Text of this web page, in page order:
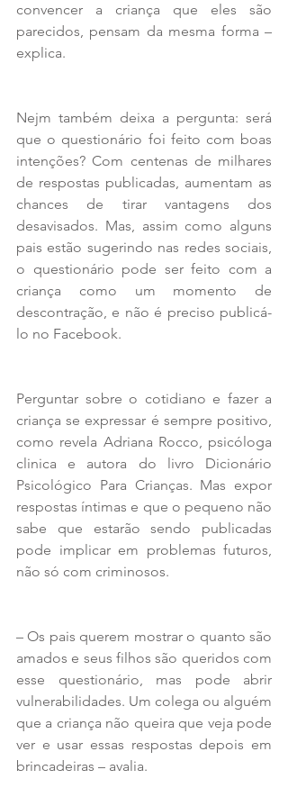
convencer a criança que eles são
parecidos, pensam da mesma forma –
explica.
Nejm também deixa a pergunta: será
que o questionário foi feito com boas
intenções? Com centenas de milhares
de respostas publicadas, aumentam as
chances de tirar vantagens dos
desavisados. Mas, assim como alguns
pais estão sugerindo nas redes sociais,
o questionário pode ser feito com a
criança como um momento de
descontração, e não é preciso publicá-
lo no Facebook.
Perguntar sobre o cotidiano e fazer a
criança se expressar é sempre positivo,
como revela Adriana Rocco, psicóloga
clinica e autora do livro Dicionário
Psicológico Para Crianças. Mas expor
respostas íntimas e que o pequeno não
sabe que estarão sendo publicadas
pode implicar em problemas futuros,
não só com criminosos.
– Os pais querem mostrar o quanto são
amados e seus filhos são queridos com
esse questionário, mas pode abrir
vulnerabilidades. Um colega ou alguém
que a criança não queira que veja pode
ver e usar essas respostas depois em
brincadeiras – avalia.